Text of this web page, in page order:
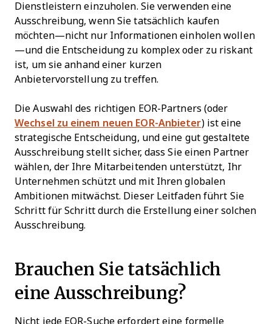
Dienstleistern einzuholen. Sie verwenden eine
Ausschreibung, wenn Sie tatsächlich kaufen
möchten—nicht nur Informationen einholen wollen
—und die Entscheidung zu komplex oder zu riskant
ist, um sie anhand einer kurzen
Anbietervorstellung zu treffen.
Die Auswahl des richtigen EOR-Partners (oder
Wechsel zu einem neuen EOR-Anbieter) ist eine
strategische Entscheidung, und eine gut gestaltete
Ausschreibung stellt sicher, dass Sie einen Partner
wählen, der Ihre Mitarbeitenden unterstützt, Ihr
Unternehmen schützt und mit Ihren globalen
Ambitionen mitwächst. Dieser Leitfaden führt Sie
Schritt für Schritt durch die Erstellung einer solchen
Ausschreibung.
Brauchen Sie tatsächlich
eine Ausschreibung?
Nicht jede EOR-Suche erfordert eine formelle